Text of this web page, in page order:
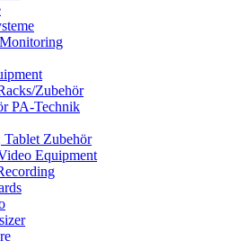
Zubehör
PA-Technik
Tablet Zubehör
Equipment